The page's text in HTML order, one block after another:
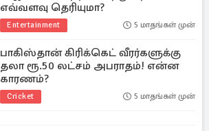
எவ்வளவு தெரியுமா?
Entertainment 5 மாதங்கள் முன்
பாகிஸ்தான் கிரிக்கெட் வீரர்களுக்கு
தலா ரூ.50 லட்சம் அபராதம்! என்ன
காரணம்?
Cricket 5 மாதங்கள் முன்